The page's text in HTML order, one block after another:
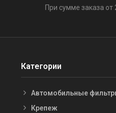
При сумме заказа от
Категории
Автомобильные
Крепеж